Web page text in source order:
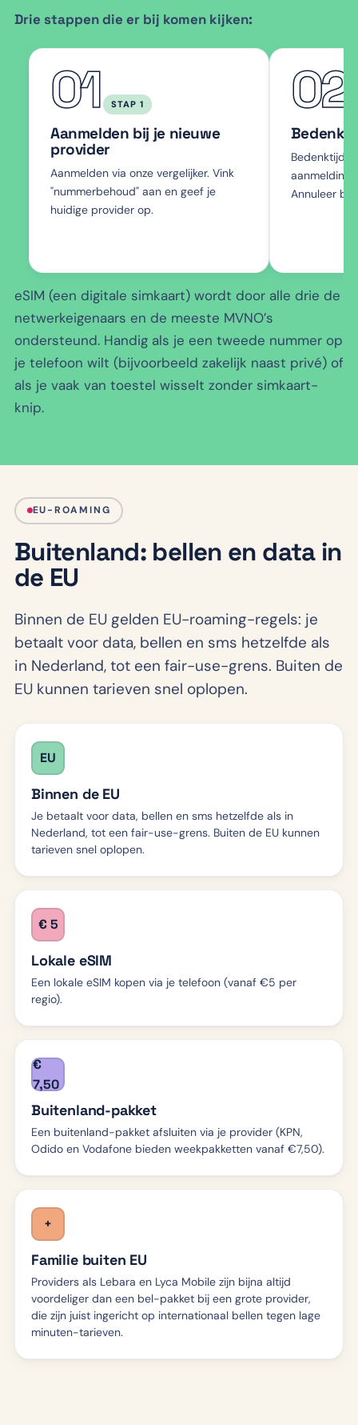
Drie stappen die er bij komen kijken:
01 STAP 1
Aanmelden bij je nieuwe
provider
Aanmelden via onze vergelijker. Vink
"nummerbehoud" aan en geef je
huidige provider op.
02
Bedenktijd
aanmelding
Annuleer
eSIM (een digitale simkaart) wordt door alle drie de
netwerkeigenaars en de meeste MVNO’s
ondersteund. Handig als je een tweede nummer op
je telefoon wilt (bijvoorbeeld zakelijk naast privé) of
als je vaak van toestel wisselt zonder simkaart-
knip.
EU-ROAMING
Buitenland: bellen en data in
de EU
Binnen de EU gelden EU-roaming-regels: je
betaalt voor data, bellen en sms hetzelfde als
in Nederland, tot een fair-use-grens. Buiten de
EU kunnen tarieven snel oplopen.
EU
Binnen de EU
Je betaalt voor data, bellen en sms hetzelfde als in
Nederland, tot een fair-use-grens. Buiten de EU kunnen
tarieven snel oplopen.
€ 5
Lokale eSIM
Een lokale eSIM kopen via je telefoon (vanaf €5 per
regio).
€
7,50
Buitenland-pakket
Een buitenland-pakket afsluiten via je provider (KPN,
Odido en Vodafone bieden weekpakketten vanaf €7,50).
+
Familie buiten EU
Providers als Lebara en Lyca Mobile zijn bijna altijd
voordeliger dan een bel-pakket bij een grote provider,
die zijn juist ingericht op internationaal bellen tegen lage
minuten-tarieven.